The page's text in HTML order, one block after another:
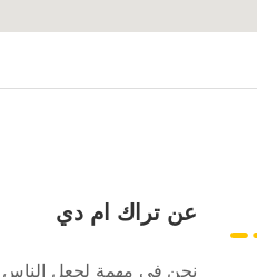
عن تراك ام دي
نحن في مهمة لجعل الناس